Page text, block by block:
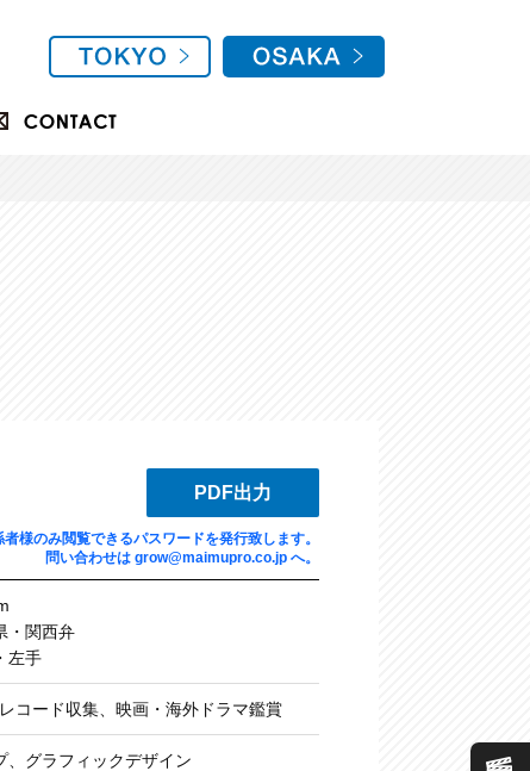
PDF出力
様のみ閲覧できるパスワードを発行致します。
問い合わせは grow@maimupro.co.jp へ。
・関西弁
左手
コード収集、映画・海外ドラマ鑑賞
、グラフィックデザイン